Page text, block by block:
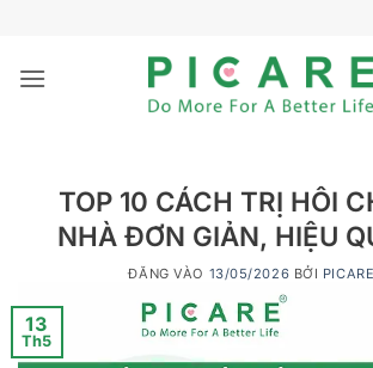
nội
TOP 10 CÁCH TRỊ HÔI
NHÀ ĐƠN GIẢN, HIỆU
ĐĂNG VÀO 13/05/2026 BỞI
13
Th5